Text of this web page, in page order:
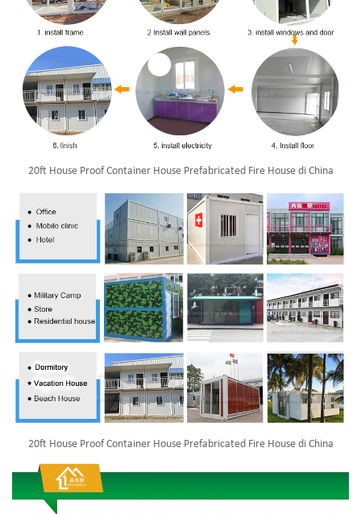
20ft House Proof Container House Prefabricated Fire House di China
20ft House Proof Container House Prefabricated Fire House di China